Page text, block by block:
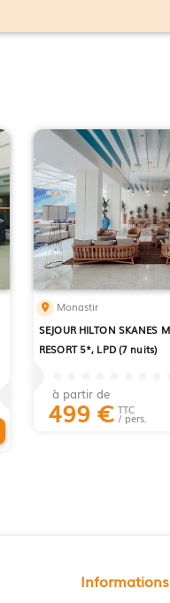
Monastir
SEJOUR HILTON SKANES
RESORT 5*, LPD (7 nuits)
à partir de
499 € TTC
/ pers.